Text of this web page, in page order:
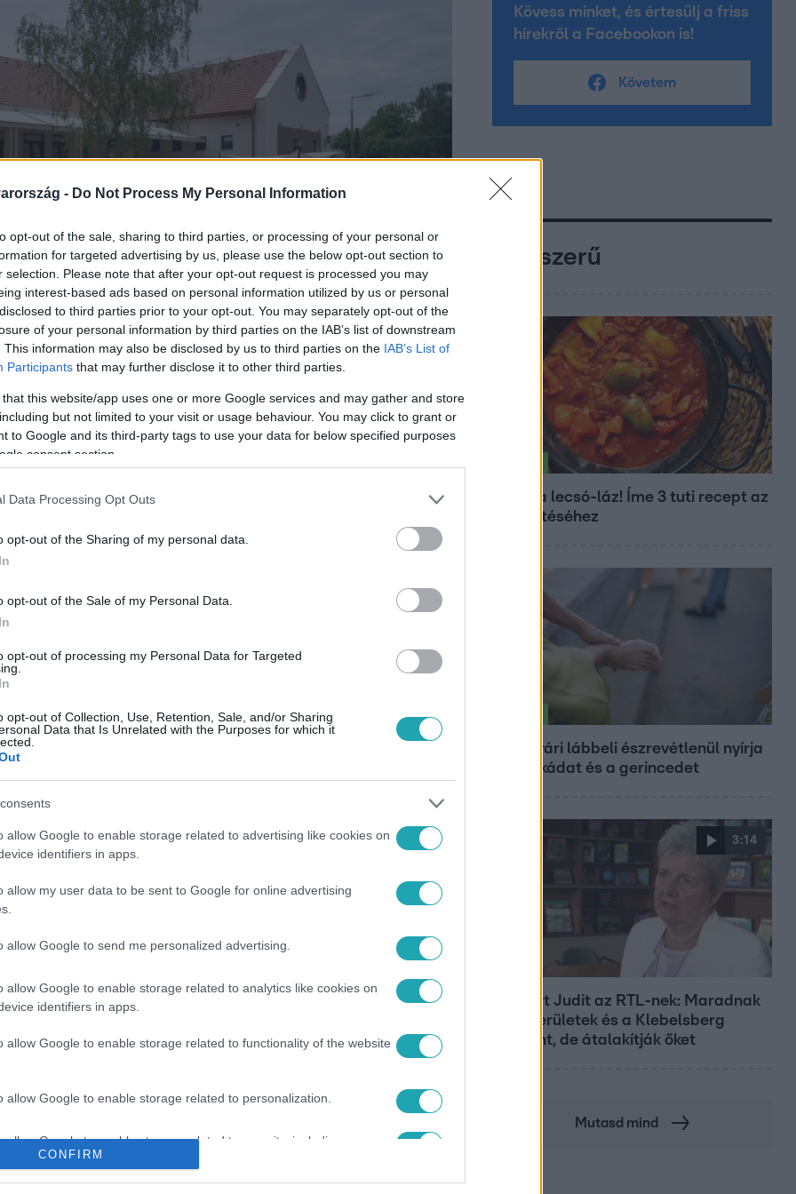
- Do Not Process My Personal Information
opt-out of the sale, sharing to third parties, or processing of your personal or
for targeted advertising by us, please use the below opt-out section to
selection. Please note that after your opt-out request is processed you may
interest-based ads based on personal information utilized by us or personal
to third parties prior to your opt-out. You may separately opt-out of the
of your personal information by third parties on the IAB’s list of downstream
This information may also be disclosed by us to third parties on the IAB’s List of
Participants that may further disclose it to other third parties.
that this website/app uses one or more Google services and may gather and store
but not limited to your visit or usage behaviour. You may click to grant or
to Google and its third-party tags to use your data for below specified purposes
consent section.
Data Processing Opt Outs
opt-out of the Sharing of my personal data.
opt-out of the Sale of my Personal Data.
opt-out of processing my Personal Data for Targeted
opt-out of Collection, Use, Retention, Sale, and/or Sharing
Data that Is Unrelated with the Purposes for which it
allow Google to enable storage related to advertising like cookies on
identifiers in apps.
allow my user data to be sent to Google for online advertising
allow Google to send me personalized advertising.
allow Google to enable storage related to analytics like cookies on
identifiers in apps.
allow Google to enable storage related to functionality of the website
allow Google to enable storage related to personalization.
allow Google to enable storage related to security, including
functionality and fraud prevention, and other user protection.
CONFIRM
2-4 nappal később jutnak hozzá.
legyen a Google-találatokban!
Kövess minket, és értesülj a friss
hírekről a Facebookon is!
Követem
Népszerű
Kitört a lecsó-láz! Íme 3 tuti recept az
elkészítéséhez
Ez a nyári lábbeli észrevétlenül nyírja
ki a bokádat és a gerincedet
3:14
Lannert Judit az RTL-nek: Maradnak
a tankerületek és a Klebelsberg
Központ, de átalakítják őket
Mutasd mind